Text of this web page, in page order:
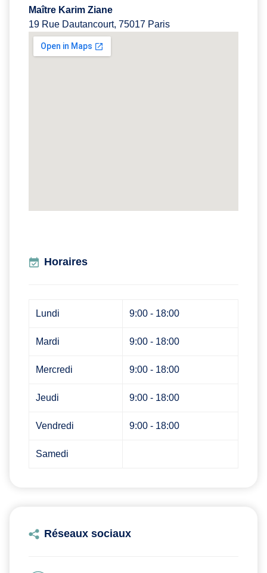
Maître Karim Ziane
19 Rue Dautancourt, 75017 Paris
Horaires
Lundi 9:00 - 18:00
Mardi 9:00 - 18:00
Mercredi 9:00 - 18:00
Jeudi 9:00 - 18:00
Vendredi 9:00 - 18:00
Samedi
Réseaux sociaux